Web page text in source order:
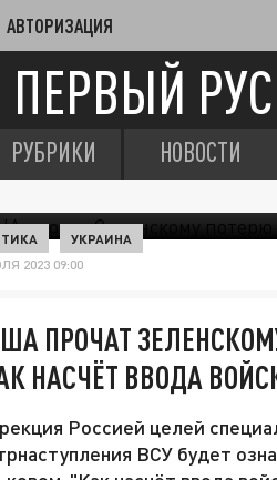
АВТОРИЗАЦИЯ
ПЕРВЫЙ
РУБРИКИ НОВОСТИ
УКРАИНА
2023 09:00
ПРОЧАТ
НАСЧЁТ ВВОДА
Россией целей
ВСУ будет